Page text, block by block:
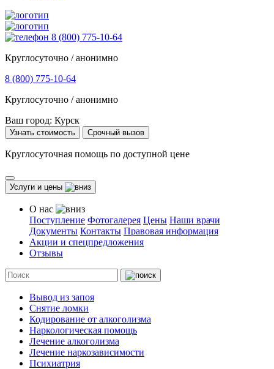
8 (800) 775-10-64
Круглосуточно / анонимно
8 (800) 775-10-64
Круглосуточно / анонимно
Ваш город: Курск
Узнать стоимость Срочный вызов
Круглосуточная помощь по доступной цене
Услуги и цены
О нас
Поступление Фотогалерея Цены Наши врачи
Документы Контакты Правовая информация
Акции и спецпредложения
Отзывы
Вывод из запоя
Снятие ломки
Кодирование от алкоголизма
Наркологическая помощь
Лечение алкоголизма
Лечение наркозависимости
Психиатрия